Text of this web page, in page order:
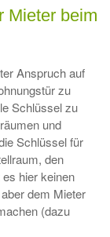
Mieter beim
Anspruch auf
zu
Schlüssel zu
und
Schlüssel für
den
hier keinen
dem Mieter
(dazu